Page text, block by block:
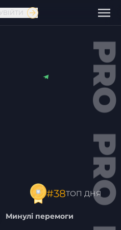
УВІЙТИ
#38ТОП ДНЯ
Минулі перемоги